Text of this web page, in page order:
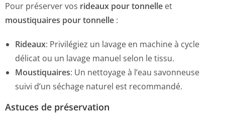
Pour préserver vos rideaux pour tonnelle et
moustiquaires pour tonnelle :
Rideaux: Privilégiez un lavage en machine à cycle
délicat ou un lavage manuel selon le tissu.
Moustiquaires: Un nettoyage à l’eau savonneuse
suivi d’un séchage naturel est recommandé.
Astuces de préservation